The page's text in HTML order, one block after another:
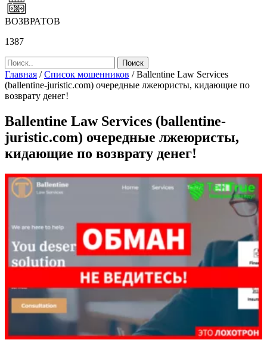
ВОЗВРАТОВ
1387
Главная /Список мошенников /Ballentine Law Services
(ballentine-juristic.com) очередные лжеюристы, кидающие по
возврату денег!
Ballentine Law Services (ballentine-
juristic.com) очередные лжеюристы,
кидающие по возврату денег!